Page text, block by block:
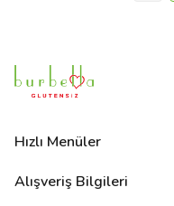
Hızlı Menüler
Alışveriş Bilgileri